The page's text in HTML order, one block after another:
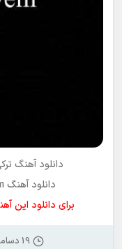
دانلود آهنگ
دانلود آهنگ Günay Ibrahimli Men Beleyem
برای دانلود این
19 دسامبر 2024